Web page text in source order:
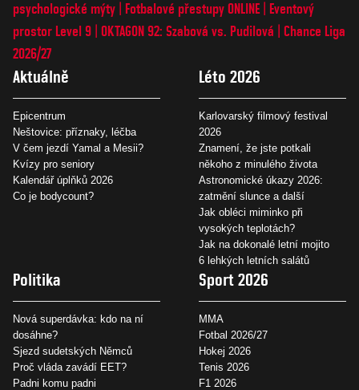
psychologické mýty
Fotbalové přestupy ONLINE
Eventový
prostor Level 9 OKTAGON 92: Szabová vs. Pudilová
Chance Liga
2026/27
Aktuálně
Epicentrum
Neštovice: příznaky, léčba
V čem jezdí Yamal a Mesii?
Kvízy pro seniory
Kalendář úplňků 2026
Co je bodycount?
Léto 2026
Karlovarský filmový festival
2026
Znamení, že jste potkali
někoho z minulého života
Astronomické úkazy 2026:
zatmění slunce a další
Jak obléci miminko při
vysokých teplotách?
Jak na dokonalé letní mojito
6 lehkých letních salátů
Politika
Nová superdávka: kdo na ní
dosáhne?
Sjezd sudetských Němců
Proč vláda zavádí EET?
Padni komu padni
Sport 2026
MMA
Fotbal 2026/27
Hokej 2026
Tenis 2026
F1 2026